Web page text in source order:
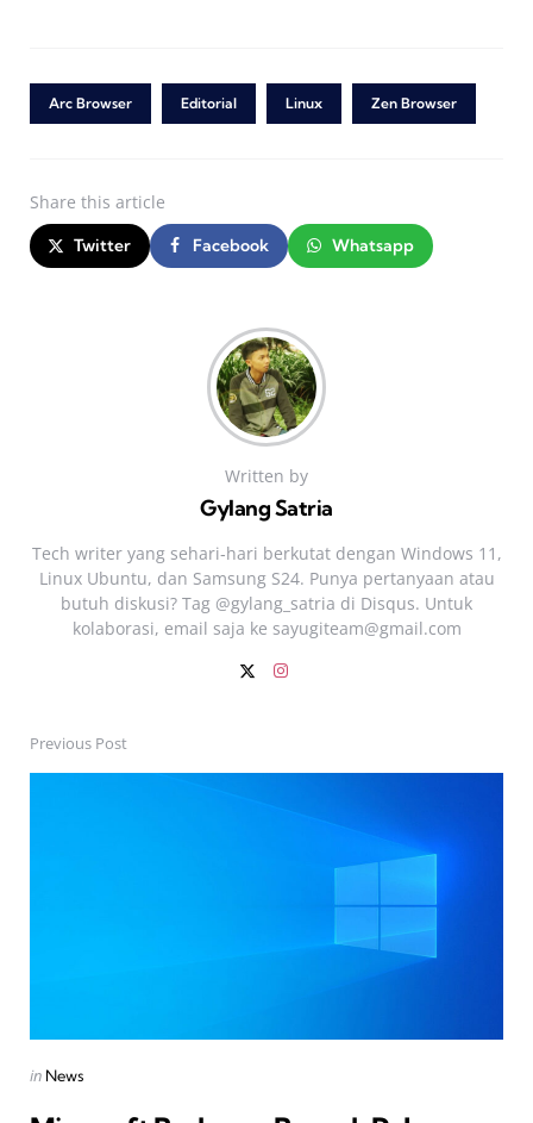
Arc Browser Editorial Linux Zen Browser
Share this article
Twitter Facebook Whatsapp
Written by
Gylang Satria
Tech writer yang sehari‑hari berkutat dengan Windows 11,
Linux Ubuntu, dan Samsung S24. Punya pertanyaan atau
butuh diskusi? Tag @gylang_satria di Disqus. Untuk
kolaborasi, email saja ke sayugiteam@gmail.com
PostPrevious Post
Posted
in News